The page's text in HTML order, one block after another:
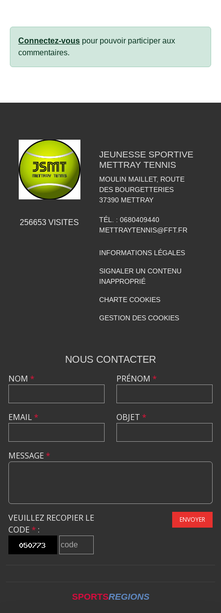
Connectez-vous pour pouvoir participer aux
commentaires.
256653 VISITES
JEUNESSE SPORTIVE
METTRAY TENNIS
MOULIN MAILLET, ROUTE
DES BOURGETTERIES
37390 METTRAY
TÉL. : 0680409440
METTRAYTENNIS@FFT.FR
INFORMATIONS LÉGALES
SIGNALER UN CONTENU
INAPPROPRIÉ
CHARTE COOKIES
GESTION DES COOKIES
NOUS CONTACTER
NOM *
EMAIL*
PRÉNOM *
OBJET *
MESSAGE *
VEUILLEZ RECOPIER LE
CODE * :
ENVOYER
SPORTSREGIONS